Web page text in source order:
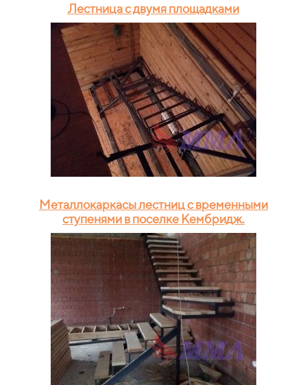
Лестница с двумя площадками
Металлокаркасы лестниц с временными
ступенями в поселке Кембридж.